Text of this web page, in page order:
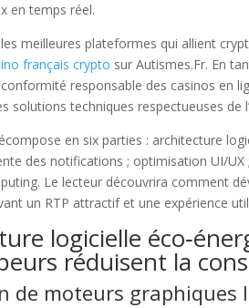
en temps réel.
meilleures plateformes qui allient
français crypto sur Autismes.Fr. En
responsable des casinos en
solutions techniques respectueuses de
en six parties : architecture
des notifications ; optimisation UI/
Le lecteur découvrira comment
un RTP attractif et une expérience
logicielle
réduisent la
de moteurs graphiques